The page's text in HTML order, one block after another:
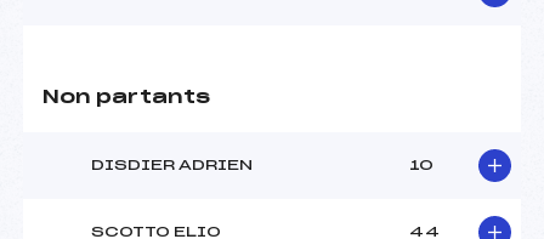
Non partants
DISDIER ADRIEN 10
SCOTTO ELIO 44